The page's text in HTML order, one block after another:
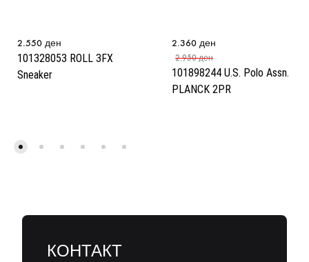
101328053 ROLL 3FX
Sneaker
2.550 ден
101898244 U.S. Polo Assn.
PLANCK 2PR
2.360 ден
2.950ден
КОНТАКТ